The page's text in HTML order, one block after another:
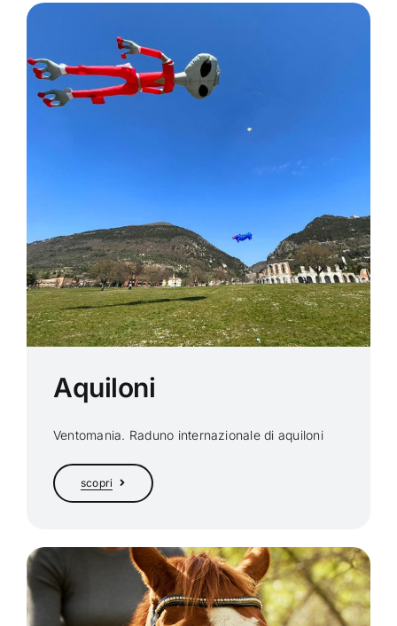
Aquiloni
Ventomania. Raduno internazionale di aquiloni
scopri